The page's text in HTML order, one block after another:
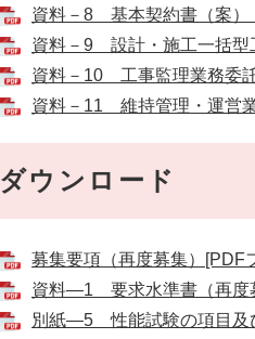
資料－8 基本契約書（案）
資料－9 設計・施工一括型
資料－10 工事監理業務委
資料－11 維持管理・運営
ダウンロード
募集要項（再度募集）[PDF
資料―1 要求水準書（再度
別紙―5 性能試験の項目及